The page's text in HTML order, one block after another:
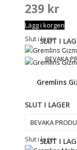
239 kr
Lägg i korgen
Slut i lager
SLUT I
BEVAKA
Gremlins
SLUT I LAGER
BEVAKA
Slut i lager
SLUT I